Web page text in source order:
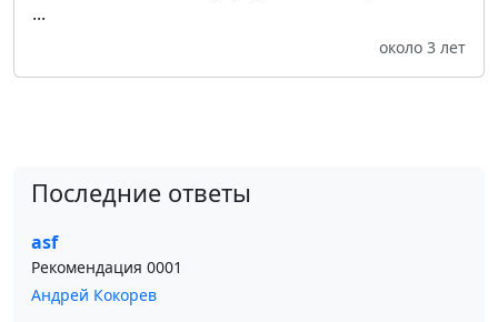
...
около 3 лет
Последние ответы
asf
Рекомендация 0001
Андрей Кокорев